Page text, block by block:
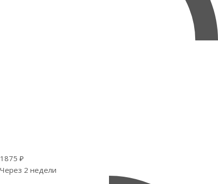
1875 ₽
Через 2 недели